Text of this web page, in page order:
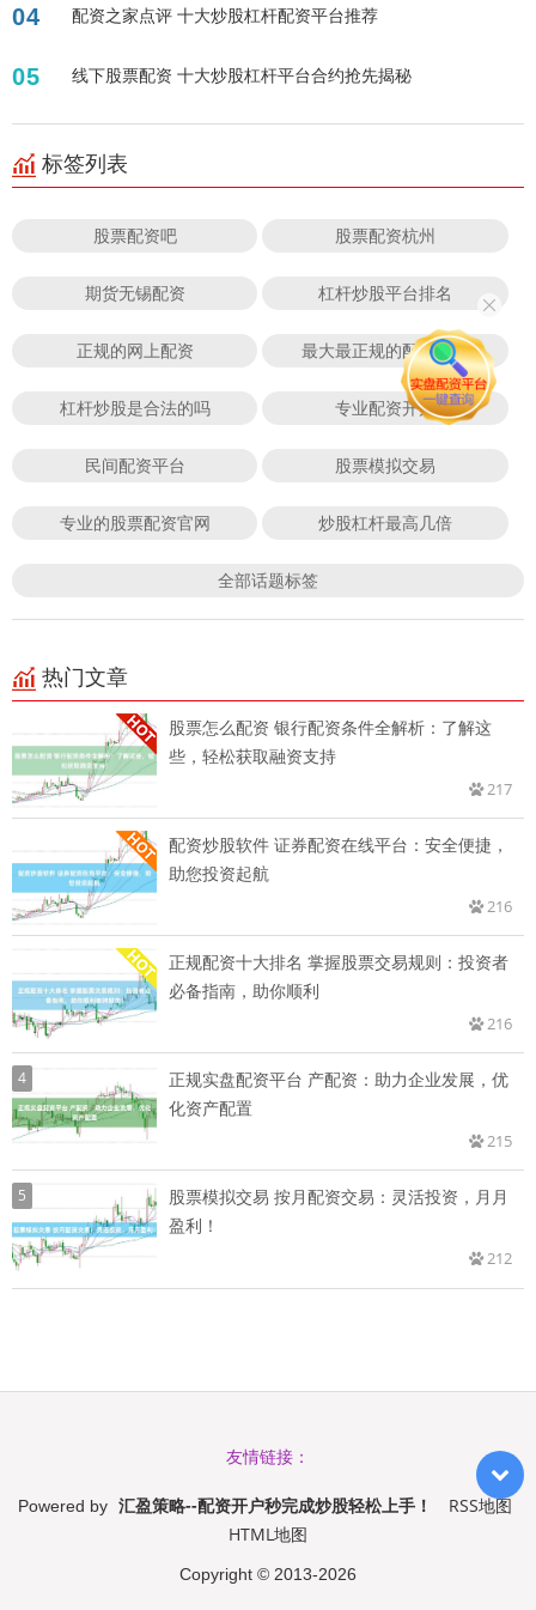
04 配资之家点评 十大炒股杠杆配资平台推荐
05 线下股票配资 十大炒股杠杆平台合约抢先揭秘
标签列表
股票配资吧 股票配资杭州
期货无锡配资 杠杆炒股平台排名
正规的网上配资 最大最正规的配资公司
杠杆炒股是合法的吗 专业配资开户
民间配资平台 股票模拟交易
专业的股票配资官网 炒股杠杆最高几倍
全部话题标签
热门文章
股票怎么配资 银行配资条件全解析：了解这
些，轻松获取融资支持
217
配资炒股软件 证券配资在线平台：安全便捷，
助您投资起航
216
正规配资十大排名 掌握股票交易规则：投资者
必备指南，助你顺利
216
4
正规实盘配资平台 产配资：助力企业发展，优
化资产配置
215
5
股票模拟交易 按月配资交易：灵活投资，月月
盈利！
212
友情链接：
Powered by 汇盈策略--配资开户秒完成炒股轻松上手！
RSS地图
HTML地图
Copyright © 2013-2026